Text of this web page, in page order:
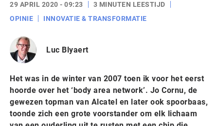
29 APRIL 2020 - 09:23
3 MINUTEN LEESTIJD
OPINIE
INNOVATIE & TRANSFORMATIE
Luc Blyaert
Het was in de winter van 2007 toen ik voor het eerst
hoorde over het ‘body area network’. Jo Cornu, de
gewezen topman van Alcatel en later ook spoorbaas,
toonde zich een grote voorstander om elk lichaam